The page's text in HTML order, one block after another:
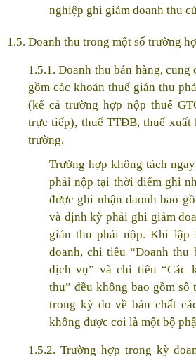
nghiệp ghi giảm doanh thu
1.5. Doanh thu trong một số trường
1.5.1. Doanh thu bán hàng,
gồm các khoản thuế gián thu
(kể cả trường hợp nộp thuế
trực tiếp), thuế TTĐB, thuế xuất
trường.
Trường hợp không tách
phải nộp tại thời điểm ghi
được ghi nhận daonh bao
và định kỳ phải ghi giảm
gián thu phải nộp. Khi lập
doanh, chi tiêu “Doanh thu
dịch vụ” và chỉ tiêu “Các
thu” đều không bao gồm số
trong kỳ do về bản chất
không được coi là một bộ
1.5.2. Trường hợp trong kỳ